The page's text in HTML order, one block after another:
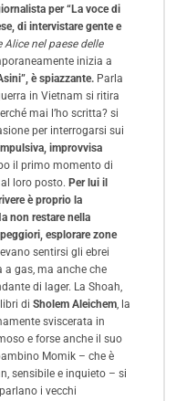
per “La voce di
di intervistare gente e
Alice nel paese delle
inizia a
è spiazzante. Parla
in Vietnam si ritira
mai l’ho scritta? si
per interrogarsi sui
improvvisa
il primo momento di
loro posto. Per lui il
è proprio la
non restare nella
esplorare zone
sentirsi gli ebrei
gas, ma anche che
di lager. La Shoah,
di Sholem Aleichem, la
sviscerata in
e forse anche il suo
Momik – che è
sensibile e inquieto – si
i vecchi